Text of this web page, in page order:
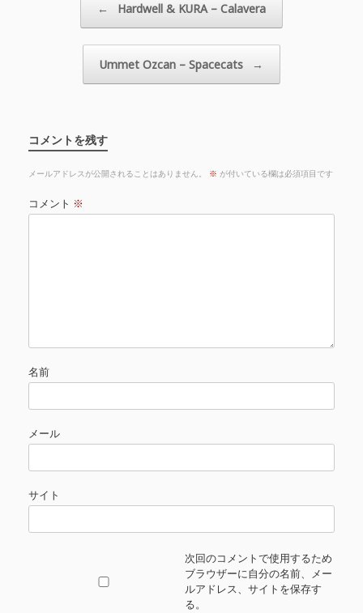
← Hardwell & KURA – Calavera
Ummet Ozcan – Spacecats →
コメントを残す
メールアドレスが公開されることはありません。 ※ が付いている欄は必須項目です
コメント ※
名前
メール
サイト
次回のコメントで使用するため
ブラウザーに自分の名前、メー
ルアドレス、サイトを保存す
る。